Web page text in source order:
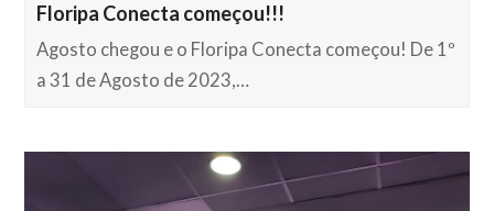
Floripa Conecta começou!!!
Agosto chegou e o Floripa Conecta começou! De 1º
a 31 de Agosto de 2023,…